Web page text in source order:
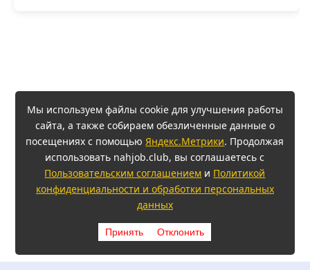
Мы используем файлы cookie для улучшения работы
сайта, а также собираем обезличенные данные о
посещениях с помощьюЯндекс.Метрики. Продолжая
использовать nahjob.club, вы соглашаетесь с
Пользовательским соглашением и Политикой
конфиденциальности и обработки персональных
данных
Принять Отклонить